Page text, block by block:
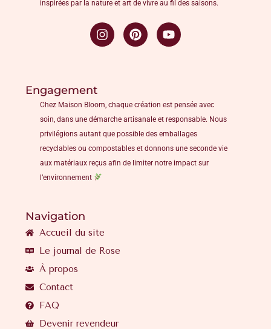
inspirées par la nature et art de vivre au fil des saisons.
Engagement
Chez Maison Bloom, chaque création est pensée avec
soin, dans une démarche artisanale et responsable. Nous
privilégions autant que possible des emballages
recyclables ou compostables et donnons une seconde vie
aux matériaux reçus afin de limiter notre impact sur
l’environnement
Navigation
Accueil du site
Le journal de Rose
À propos
Contact
FAQ
Devenir revendeur